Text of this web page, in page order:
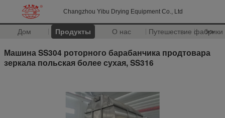
Changzhou Yibu Drying Equipment Co., Ltd
Дом Продукты О нас Путешествие фабрики
>>
Машина SS304 роторного барабанчика продтовара
зеркала польская более сухая, SS316